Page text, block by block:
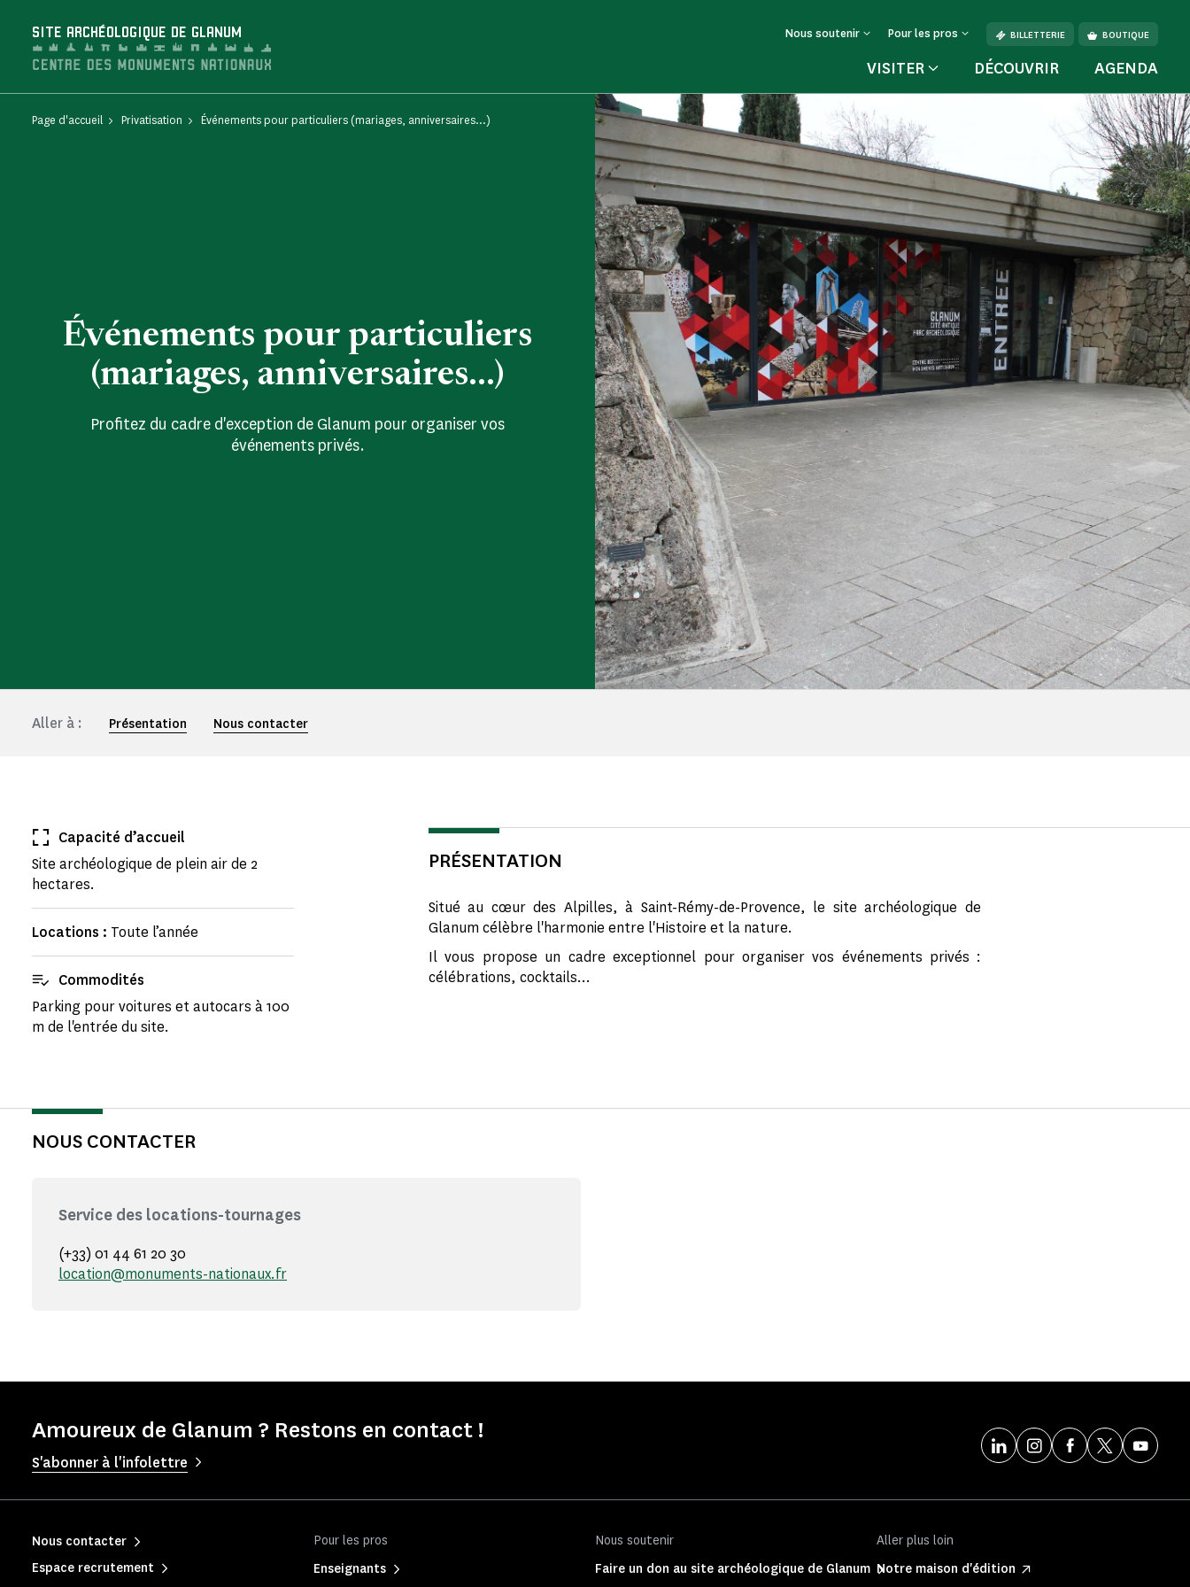
SITE ARCHÉOLOGIQUE DE GLANUM Nous soutenir Pour les pros BILLETTERIE BOUTIQUE
VISITER DÉCOUVRIR AGENDA
Page d'accueil Privatisation Événements pour particuliers (mariages, anniversaires...)
Événements pour particuliers
(mariages, anniversaires...)
Profitez du cadre d'exception de Glanum pour organiser vos
événements privés.
Aller à : Présentation Nous contacter
Capacité d’accueil
Site archéologique de plein air de 2
hectares.
Locations : Toute l’année
Commodités
Parking pour voitures et autocars à 100
m de l'entrée du site.
PRÉSENTATION
Situé au cœur des Alpilles, à Saint-Rémy-de-Provence, le site archéologique de
Glanum célèbre l'harmonie entre l'Histoire et la nature.
Il vous propose un cadre exceptionnel pour organiser vos événements privés :
célébrations, cocktails...
NOUS CONTACTER
Service des locations-tournages
(+33) 01 44 61 20 30
location@monuments-nationaux.fr
Amoureux de Glanum ? Restons en contact !
S'abonner à l'infolettre
Pour les pros
Enseignants
Nous soutenir
Faire un don au site archéologique de Glanum
Aller plus loin
Notre maison d'édition
Nous contacter
Espace recrutement